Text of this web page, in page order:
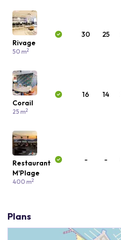
Rivage
50 m2
30 25
Corail
25 m2
16 14
Restaurant
M'Plage
400 m2
- -
Plans